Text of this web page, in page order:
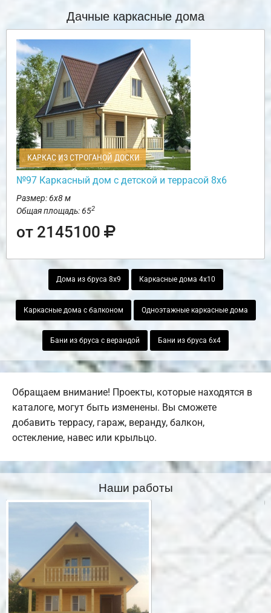
Дачные каркасные дома
КАРКАС ИЗ СТРОГАНОЙ ДОСКИ
№97 Каркасный дом с детской и террасой 8х6
Размер: 6х8 м
Общая площадь: 652
от 2145100
Дома из бруса 8х9 Каркасные дома 4х10
Каркасные дома с балконом Одноэтажные каркасные дома
Бани из бруса с верандой Бани из бруса 6х4
Обращаем внимание! Проекты, которые находятся в
каталоге, могут быть изменены. Вы сможете
добавить террасу, гараж, веранду, балкон,
остекление, навес или крыльцо.
Наши работы